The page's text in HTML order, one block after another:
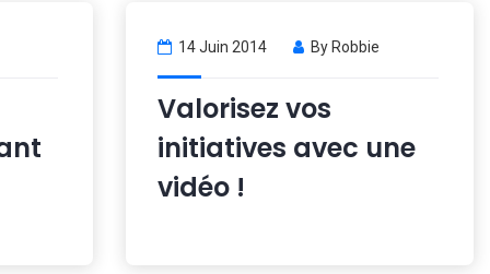
14 Juin 2014 By Robbie
Valorisez vos
initiatives avec une
vidéo !